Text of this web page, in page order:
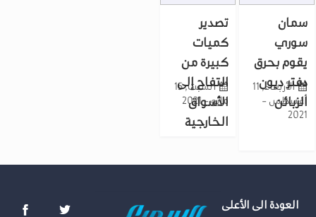
سمان
سوري
يقوم بحرق
دفتر ديون
الزبائن
الأربعاء, 11
أغسطس -
2021
تصدير
كميات
كبيرة من
التفاح إلى
الأسواق
الخارجية
السبت, 15
مايو - 2021
العودة الى الأعلى